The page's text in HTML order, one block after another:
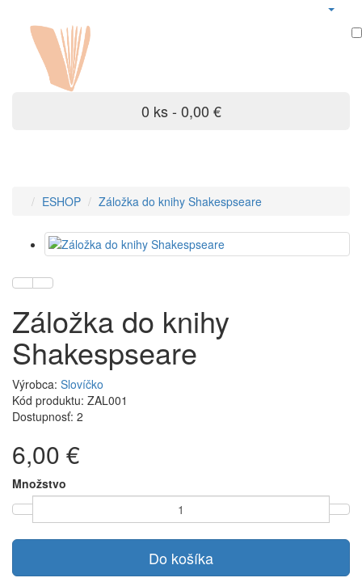
0 ks - 0,00 €
ESHOP Záložka do knihy Shakespseare
Záložka do knihy
Shakespseare
Výrobca: Slovíčko
Kód produktu: ZAL001
Dostupnosť: 2
6,00 €
Množstvo
Do košíka